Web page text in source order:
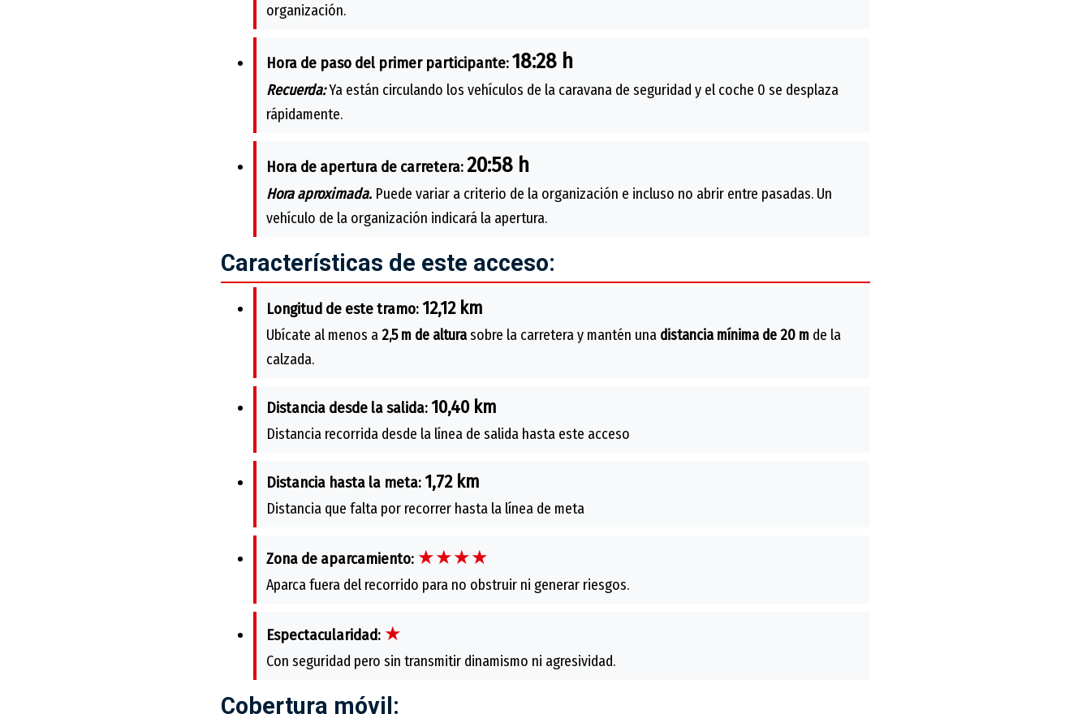
organización.
Hora de paso del primer participante:18:28 h
Recuerda:Ya están circulando los vehículos de la caravana de seguridad y el coche 0 se desplaza
rápidamente.
Hora de apertura de carretera:20:58 h
Hora aproximada. Puede variar a criterio de la organización e incluso no abrir entre pasadas. Un
vehículo de la organización indicará la apertura.
Características de este acceso:
Longitud de este tramo: 12,12 km
Ubícate al menos a2,5 m de alturasobre la carretera y mantén una distancia mínima de 20 m de la
calzada.
Distancia desde la salida: 10,40 km
Distancia recorrida desde la línea de salida hasta este acceso
Distancia hasta la meta: 1,72 km
Distancia que falta por recorrer hasta la línea de meta
Zona de aparcamiento: ★★★★
Aparca fuera del recorrido para no obstruir ni generar riesgos.
Espectacularidad: ★
Con seguridad pero sin transmitir dinamismo ni agresividad.
Cobertura móvil: